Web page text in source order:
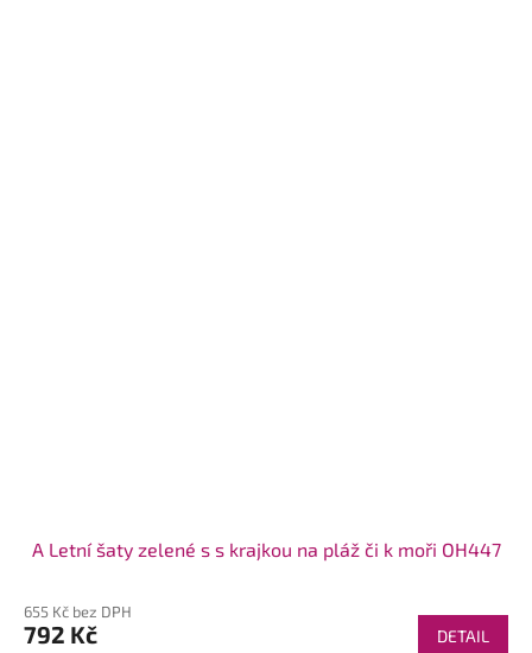
A Letní šaty zelené s s krajkou na pláž či k moři OH447
655 Kč bez DPH
792 Kč DETAIL